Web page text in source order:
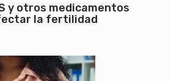
y otros medicamentos
la fertilidad